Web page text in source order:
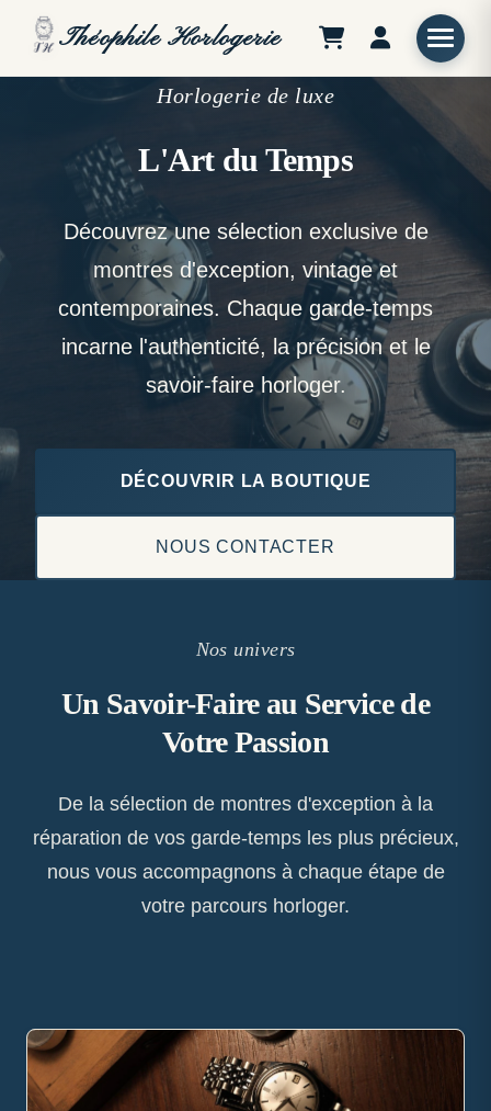
ThéophileHorlogerie
Horlogerie de luxe
L'Art du Temps
Découvrez une sélection exclusive de
montres d'exception, vintage et
contemporaines. Chaque garde-temps
incarne l'authenticité, la précision et le
savoir-faire horloger.
DÉCOUVRIR LA BOUTIQUE
NOUS CONTACTER
Nos univers
Un Savoir-Faire au Service de
Votre Passion
De la sélection de montres d'exception à la
réparation de vos garde-temps les plus précieux,
nous vous accompagnons à chaque étape de
votre parcours horloger.